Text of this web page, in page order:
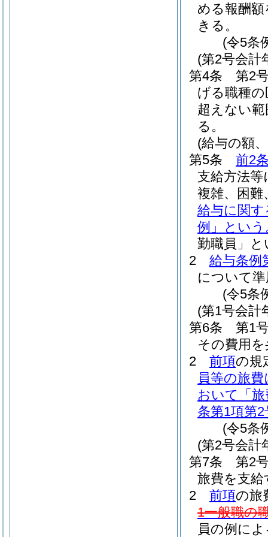
める報酬
きる。
(令5条
(第2号会計
第4条
第2
げる職種
超えない
る。
(給与の額
第5条
前2
支給方法等
複雑、困
給与に関す
例」という
勤職員」と
2
給与条例
について
(令5条
(第1号会計
第6条
第1
その費用
2
前項の規
員等の旅
おいて「
条第1項第2
(令5条
(第2号会計
第7条
第2
旅費を支給
2
前項の旅
1一般職の
員の例に